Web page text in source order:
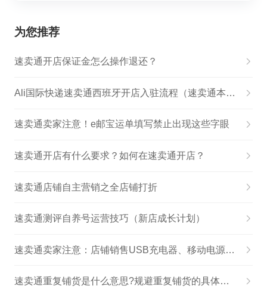
为您推荐
速卖通开店保证金怎么操作退还？
Ali国际快递速卖通西班牙开店入驻流程（速卖通本土店）,ali国际快递全球速卖通怎么开店
速卖通卖家注意！e邮宝运单填写禁止出现这些字眼
速卖通开店有什么要求？如何在速卖通开店？
速卖通店铺自主营销之​全店铺打折
速卖通测评自养号运营技巧（新店成长计划）
速卖通卖家注意：店铺销售USB充电器、移动电源等产品将按销售危险品处理！
速卖通重复铺货是什么意思?规避重复铺货的具体实施手段